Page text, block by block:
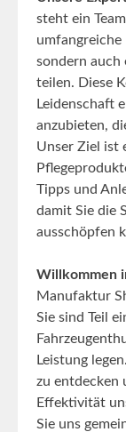
steht ein
umfangreiche
sondern auch
teilen. Diese
Leidenschaft
anzubieten,
Unser Ziel ist
Tipps und
damit Sie die
ausschöpfen
Willkommen
Manufaktur
Sie sind Teil
Leistung
zu entdecken
Effektivität
Sie uns